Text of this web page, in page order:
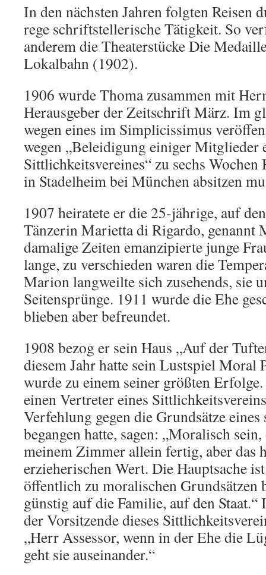
In den nächsten Jahren folgten Reisen
rege schriftstellerische Tätigkeit. So
anderem die Theaterstücke Die
Lokalbahn (1902).
1906 wurde Thoma zusammen mit
Herausgeber der Zeitschrift März. Im
wegen eines im Simplicissimus
wegen „Beleidigung einiger Mitglieder
Sittlichkeitsvereines“ zu sechs
in Stadelheim bei München absitzen
1907 heiratete er die 25-jährige, auf
Tänzerin Marietta di Rigardo, genannt
damalige Zeiten emanzipierte junge
lange, zu verschieden waren die
Marion langweilte sich zusehends, sie
Seitensprünge. 1911 wurde die Ehe
blieben aber befreundet.
1908 bezog er sein Haus „Auf der
diesem Jahr hatte sein Lustspiel Moral
wurde zu einem seiner größten
einen Vertreter eines
Verfehlung gegen die Grundsätze eines
begangen hatte, sagen: „Moralisch
meinem Zimmer allein fertig, aber das
erzieherischen Wert. Die Hauptsache
öffentlich zu moralischen Grundsätzen
günstig auf die Familie, auf den Staat.“
der Vorsitzende dieses
„Herr Assessor, wenn in der Ehe die
geht sie auseinander.“